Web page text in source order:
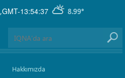
GMT-13:54:37 8.99°
,
Hakkımızda